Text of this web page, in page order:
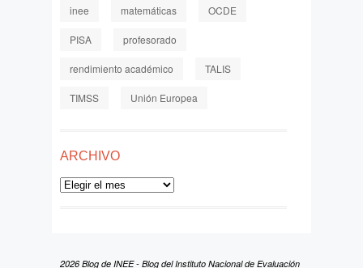
inee matemáticas OCDE
PISA profesorado
rendimiento académico TALIS
TIMSS Unión Europea
ARCHIVO
Archivo
2026 Blog de INEE - Blog del Instituto Nacional de Evaluación